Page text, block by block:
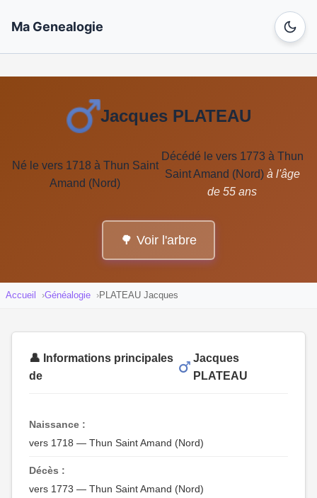
Ma Genealogie
Jacques PLATEAU
Né le vers 1718 à Thun Saint
Amand (Nord)
Décédé le vers 1773 à Thun
Saint Amand (Nord) à l'âge
de 55 ans
🌳 Voir l'arbre
Accueil Généalogie PLATEAU Jacques
👤 Informations principales
de
Jacques
PLATEAU
Naissance :
vers 1718 — Thun Saint Amand (Nord)
Décès :
vers 1773 — Thun Saint Amand (Nord)